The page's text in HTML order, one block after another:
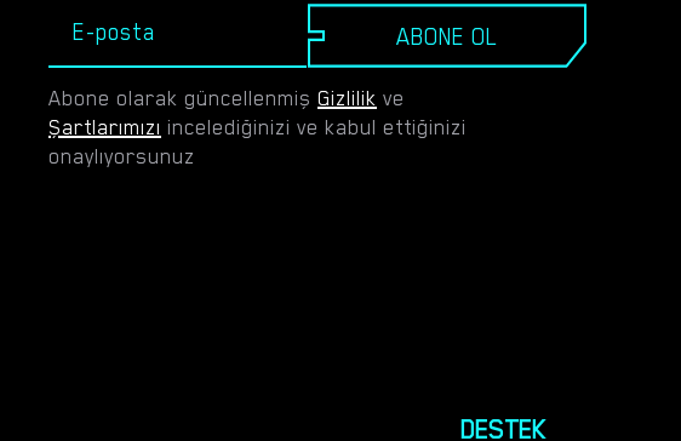
ABONE OL
Abone olarak güncellenmiş Gizlilik ve
Şartlarımızı incelediğinizi ve kabul ettiğinizi
onaylıyorsunuz
DESTEK